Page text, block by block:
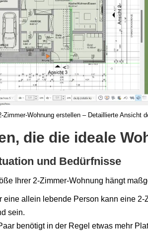
Zimmer-Wohnung erstellen – Detaillierte Ansicht
die die ideale
und Bedürfnisse
Ihrer 2-Zimmer-Wohnung hängt
eine allein lebende Person kann eine
sein.
benötigt in der Regel etwas mehr